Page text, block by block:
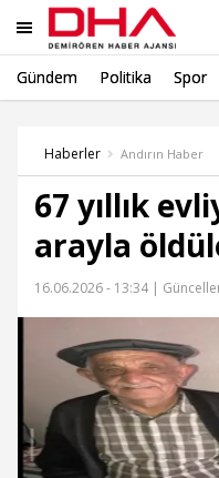
Gündem Politika Spor
Haberler Andırın Haber
67 yıllık
arayla
16.06.2026 - 13:34 |